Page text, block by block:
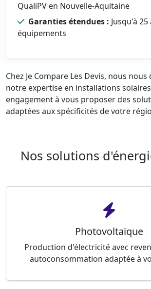
QualiPV en Nouvelle-Aquitaine
Garanties étendues : Jusqu'à
équipements
Chez Je Compare Les Devis, nous
notre expertise en installations
engagement à vous proposer des
adaptées aux spécificités de votre
Nos solutions
Photovoltaïque
Production d'électricité avec
autoconsommation adaptée à